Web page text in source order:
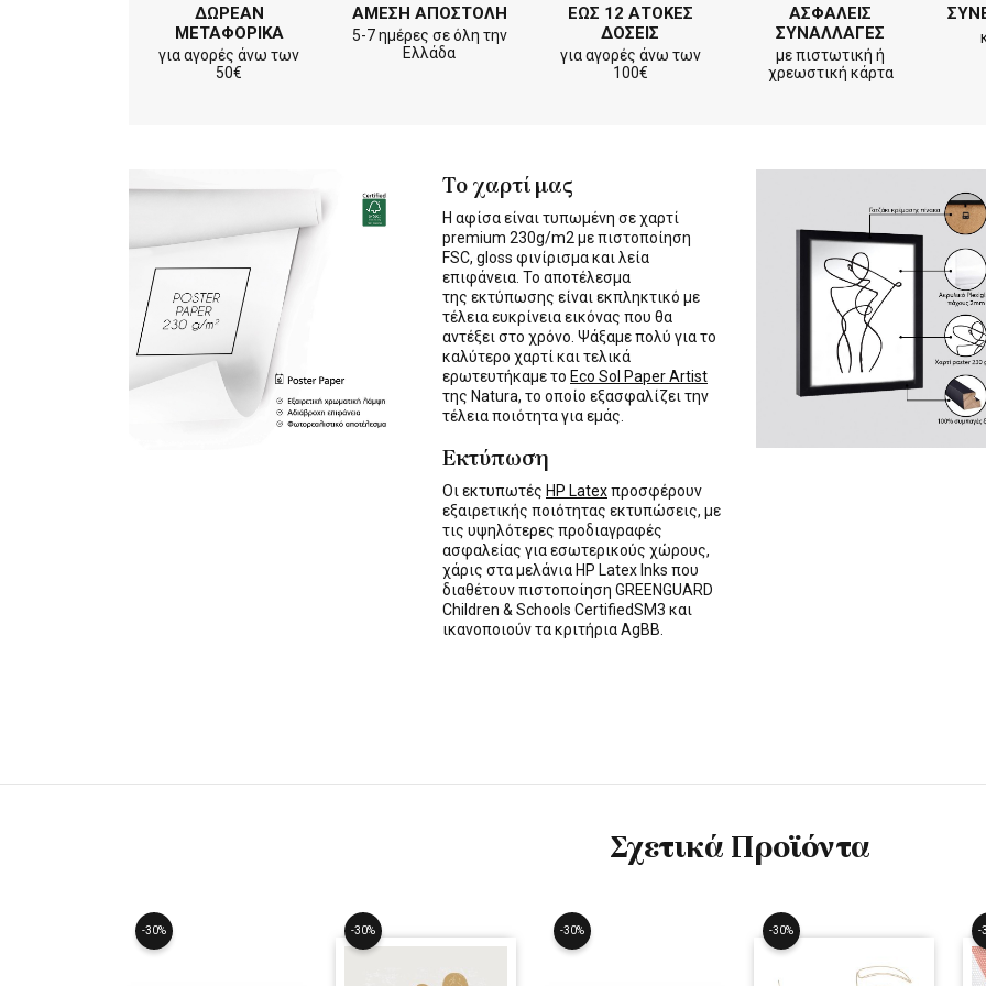
ΔΩΡΕΑΝ
ΜΕΤΑΦΟΡΙΚΑ
για αγορές άνω των
50€
ΑΜΕΣΗ ΑΠΟΣΤΟΛΗ
5-7 ημέρες σε όλη την
Ελλάδα
ΕΩΣ 12 ΑΤΟΚΕΣ
ΔΟΣΕΙΣ
για αγορές άνω των
100€
ΑΣΦΑΛΕΙΣ
ΣΥΝΑΛΛΑΓΕΣ
με πιστωτική ή
χρεωστική κάρτα
Το χαρτί μας
Η αφίσα είναι τυπωμένη σε χαρτί
premium 230g/m2 με πιστοποίηση
FSC, gloss φινίρισμα και λεία
επιφάνεια. Το αποτέλεσμα
της εκτύπωσης είναι εκπληκτικό με
τέλεια ευκρίνεια εικόνας που θα
αντέξει στο χρόνο. Ψάξαμε πολύ για το
καλύτερο χαρτί και τελικά
ερωτευτήκαμε το Eco Sol Paper Artist
της Natura, το οποίο εξασφαλίζει την
τέλεια ποιότητα για εμάς.
Εκτύπωση
Οι εκτυπωτές HP Latexπροσφέρουν
εξαιρετικής ποιότητας εκτυπώσεις, με
τις υψηλότερες προδιαγραφές
ασφαλείας για εσωτερικούς χώρους,
χάρις στα μελάνια HP Latex Inks που
διαθέτουν πιστοποίηση GREENGUARD
Children & Schools CertifiedSM3 και
ικανοποιούν τα κριτήρια AgBB.
Σχετικά Προϊόντα
-30% -30% -30% -30% -